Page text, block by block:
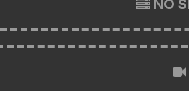
NO